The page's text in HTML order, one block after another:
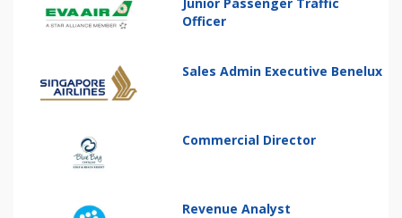
Officer
Sales Admin Executive Benelux
Commercial Director
Revenue Analyst